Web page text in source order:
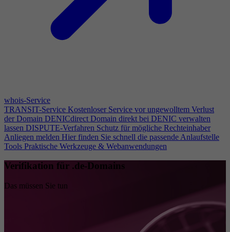
whois-Service
TRANSIT-Service Kostenloser Service vor ungewolltem Verlust
der Domain DENICdirect Domain direkt bei DENIC verwalten
lassen DISPUTE-Verfahren Schutz für mögliche Rechteinhaber
Anliegen melden Hier finden Sie schnell die passende Anlaufstelle
Tools Praktische Werkzeuge & Webanwendungen
Verifikation für .de-Domains
Das müssen Sie tun